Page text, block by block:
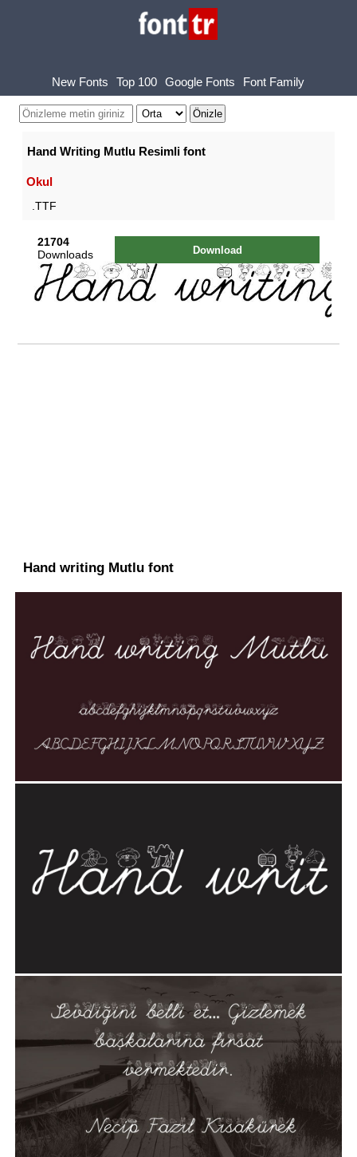
New Fonts Top 100 Google Fonts Font Family
Hand Writing Mutlu Resimli font
Okul
.TTF
21704
Downloads
Download
Hand writing Mutlu font